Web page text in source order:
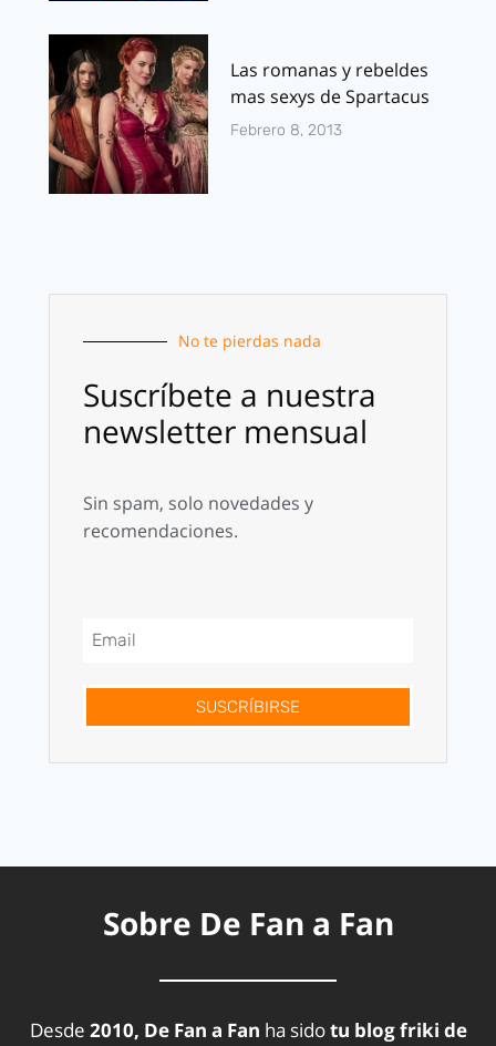
Las romanas y rebeldes
mas sexys de Spartacus
Febrero 8, 2013
No te pierdas nada
Suscríbete a nuestra
newsletter mensual
Sin spam, solo novedades y
recomendaciones.
SUSCRÍBIRSE
Sobre De Fan a Fan
Desde 2010, De Fan a Fan ha sidotu blog friki de